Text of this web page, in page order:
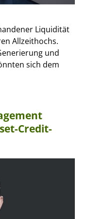
Liquidität
Allzeithochs.
und
sich dem
Credit-